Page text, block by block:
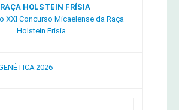
RAÇA HOLSTEIN FRÍSIA